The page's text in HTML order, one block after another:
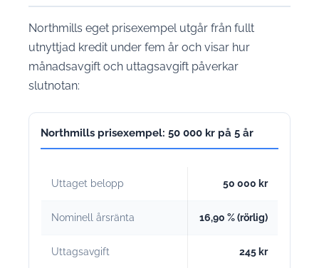
Northmills eget prisexempel utgår från fullt
utnyttjad kredit under fem år och visar hur
månadsavgift och uttagsavgift påverkar
slutnotan:
Northmills prisexempel: 50 000 kr på 5 år
Uttaget belopp 50 000 kr
Nominell årsränta 16,90 % (rörlig)
Uttagsavgift 245 kr